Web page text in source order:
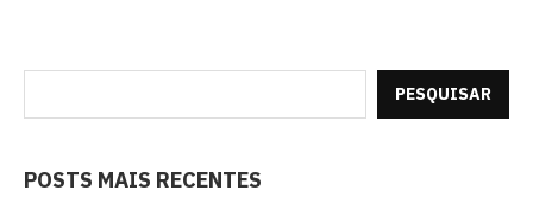
PESQUISAR
POSTS MAIS RECENTES